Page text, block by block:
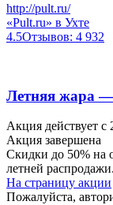
http://pult.ru/
«Pult.ru» в Ухте
4.5Отзывов: 4 932
Летняя жара
Акция действует
Акция завершена
Скидки до 50% на
летней распродажи.
На страницу акции
Пожалуйста,